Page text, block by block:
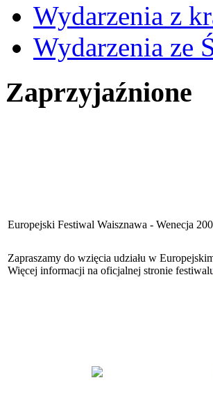
Wydarzenia z
Wydarzenia ze
Zaprzyjaźnione
Europejski Festiwal Waisznawa - Wenecja
Zapraszamy do wzięcia udziału w
Więcej informacji na oficjalnej stronie